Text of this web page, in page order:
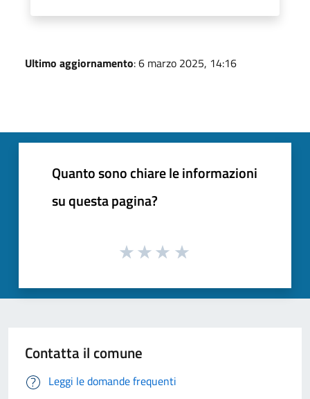
Ultimo aggiornamento: 6 marzo 2025, 14:16
Quanto sono chiare le informazioni
su questa pagina?
Contatta il comune
Leggi le domande frequenti